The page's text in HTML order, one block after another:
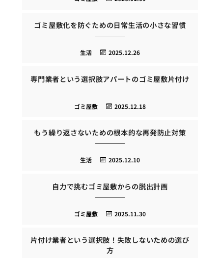
ゴミ屋敷化を防ぐための日常生活の小さな習慣
2025.12.26
生活
専門業者という選択肢アパートのゴミ屋敷片付け
2025.12.18
ゴミ屋敷
もう繰り返さないための根本的な再発防止対策
2025.12.10
生活
自力で挑むゴミ屋敷からの脱出計画
2025.11.30
ゴミ屋敷
片付け業者という選択肢！失敗しないための選び
方